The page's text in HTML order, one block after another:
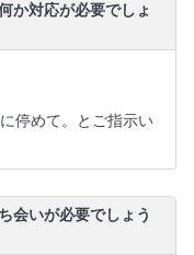
か対応が必要でしょ
停めて。とご指示い
会いが必要でしょう